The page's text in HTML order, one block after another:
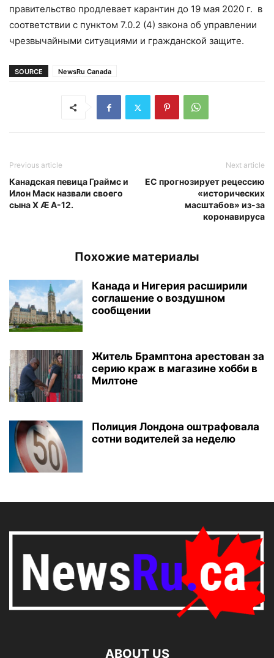
правительство продлевает карантин до 19 мая 2020 г. в
соответствии с пунктом 7.0.2 (4) закона об управлении
чрезвычайными ситуациями и гражданской защите.
SOURCE NewsRu Canada
Previous article
Канадская певица Граймс и
Илон Маск назвали своего
сына X Æ A-12.
Next article
ЕС прогнозирует рецессию
«исторических
масштабов» из-за
коронавируса
Похожие материалы
Канада и Нигерия расширили
соглашение о воздушном
сообщении
Житель Брамптона арестован за
серию краж в магазине хобби в
Милтоне
Полиция Лондона оштрафовала
сотни водителей за неделю
ABOUT US